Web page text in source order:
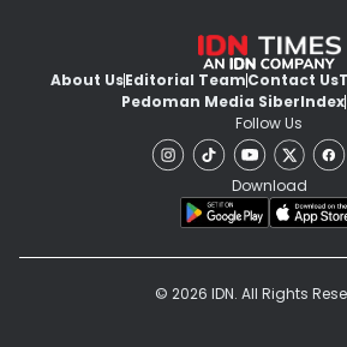
About UsEditorial TeamContact Us
Pedoman Media SiberIndex
Follow Us
Download
© 2026 IDN. All Rights